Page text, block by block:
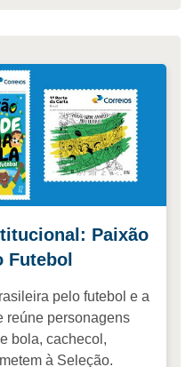
Paixão
Futebol
pelo futebol e a
reúne personagens
bola, cachecol,
à Seleção.